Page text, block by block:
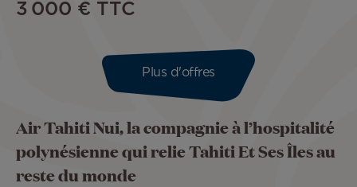
3 000 € TTC
Plus d'offres
Air Tahiti Nui, la compagnie à l’hospitalité
polynésienne qui relie Tahiti Et Ses Îles au
reste du monde